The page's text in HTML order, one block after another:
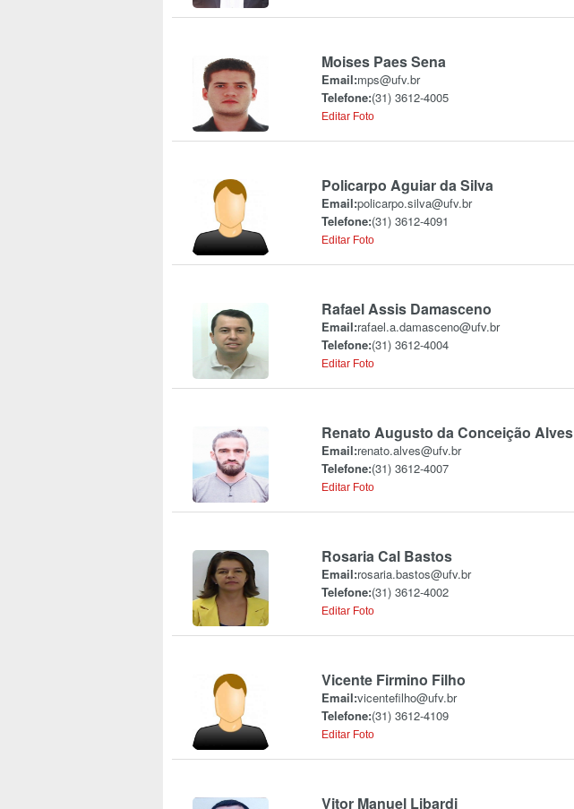
Moises Paes Sena
Email:mps@ufv.br
Telefone:(31) 3612-4005
Editar Foto
Policarpo Aguiar da Silva
Email:policarpo.silva@ufv.br
Telefone:(31) 3612-4091
Editar Foto
Rafael Assis Damasceno
Email:rafael.a.damasceno@ufv.br
Telefone:(31) 3612-4004
Editar Foto
Renato Augusto da Conceição Alves
Email:renato.alves@ufv.br
Telefone:(31) 3612-4007
Editar Foto
Rosaria Cal Bastos
Email:rosaria.bastos@ufv.br
Telefone:(31) 3612-4002
Editar Foto
Vicente Firmino Filho
Email:vicentefilho@ufv.br
Telefone:(31) 3612-4109
Editar Foto
Vitor Manuel Libardi